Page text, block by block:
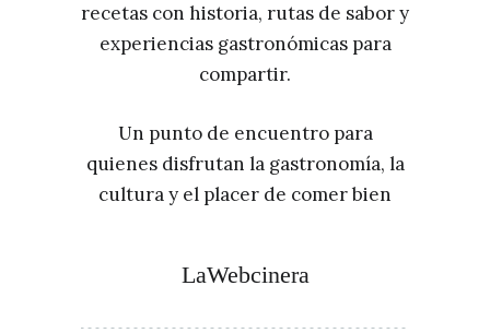
recetas con historia, rutas de sabor y
experiencias gastronómicas para
compartir.
Un punto de encuentro para
quienes disfrutan la gastronomía, la
cultura y el placer de comer bien
LaWebcinera